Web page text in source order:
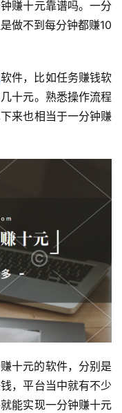
赚十元靠谱吗。一分
做不到每分钟都赚10
软件，比如任务赚钱软
十元。熟悉操作流程
来也相当于一分钟赚
十元的软件，分别是
，平台当中就有不少
能实现一分钟赚十元